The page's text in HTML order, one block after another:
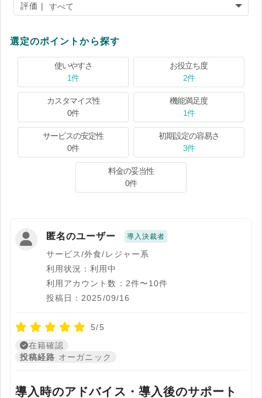
評価 |
選定のポイントから探す
使いやすさ
1件
お役立ち度
2件
カスタマイズ性
0件
機能満足度
1件
サービスの安定性
0件
初期設定の容易さ
3件
料金の妥当性
0件
匿名のユーザー 導入決裁者
サービス/外食/レジャー系
利用状況：利用中
利用アカウント数：2件〜10件
投稿日：2025/09/16
5/5
在籍確認
投稿経路 オーガニック
導入時のアドバイス・導入後のサポート